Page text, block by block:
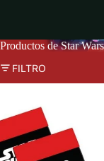
Productos de Star
FILTRO